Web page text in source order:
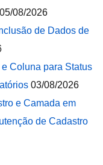
05/08/2026
de Dados de
Coluna para Status
03/08/2026
e Camada em
de Cadastro